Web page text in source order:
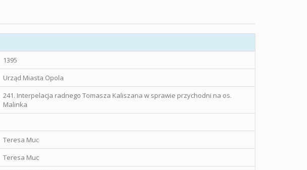
1395
Urząd Miasta Opola
241. Interpelacja radnego Tomasza Kaliszana w sprawie przychodni na os.
Malinka
Teresa Muc
Teresa Muc